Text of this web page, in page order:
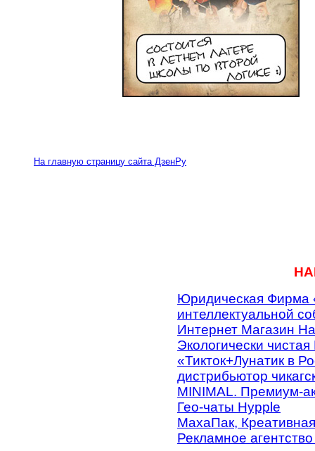
На главную страницу сайта ДзенРу
Юридическая Фирма
интеллектуальной
Интернет Магазин
Экологически
«Тикток+Лунатик в
дистрибьютор
MINIMAL. Премиум-
Гео-чаты Hypple
МахаПак,
Рекламное